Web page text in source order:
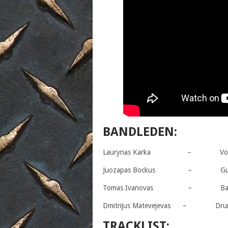
BANDLEDEN:
Laurynas Karka –
Juozapas Bockus –
Tomas Ivanovas –
Dmitrijus Matevejevas –